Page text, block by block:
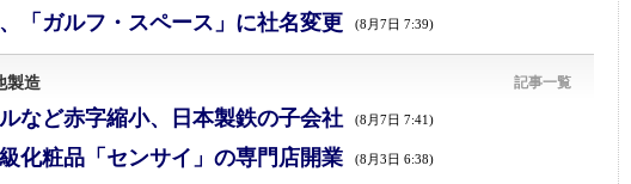
「ガルフ・スペース」に社名変更 (8月7日 7:39)
製造 記事一覧
など赤字縮小、日本製鉄の子会社 (8月7日 7:41)
化粧品「センサイ」の専門店開業 (8月3日 6:38)